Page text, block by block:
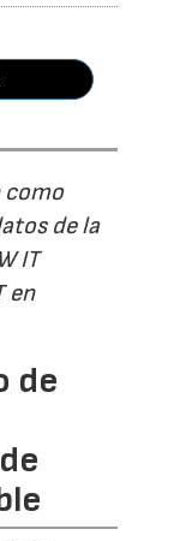
como
de la
IT
en
de